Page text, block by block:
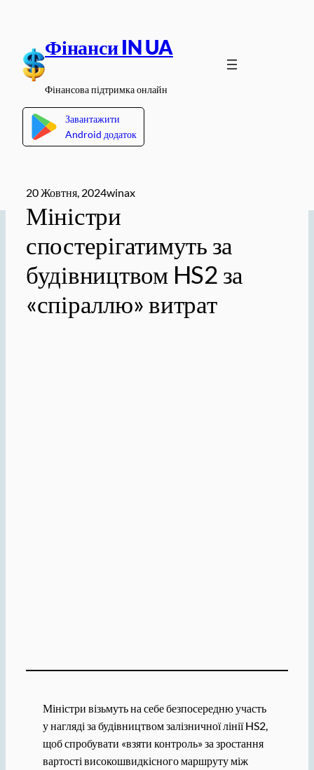
вмісту
Фінанси IN UA
Фінансова підтримка онлайн
Завантажити
Android додаток
20 Жовтня, 2024winax
Міністри
спостерігатимуть за
будівництвом HS2 за
«спіраллю» витрат
Міністри візьмуть на себе безпосередню участь
у нагляді за будівництвом залізничної лінії HS2,
щоб спробувати «взяти контроль» за зростання
вартості високошвидкісного маршруту між